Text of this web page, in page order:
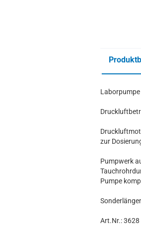
zur
Pumpwerk
Pumpe
Art.Nr.: